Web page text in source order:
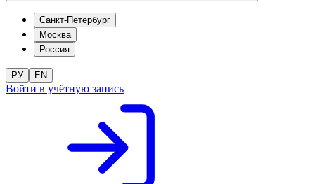
Санкт-Петербург
Москва
Россия
РУ EN
Войти в учётную запись